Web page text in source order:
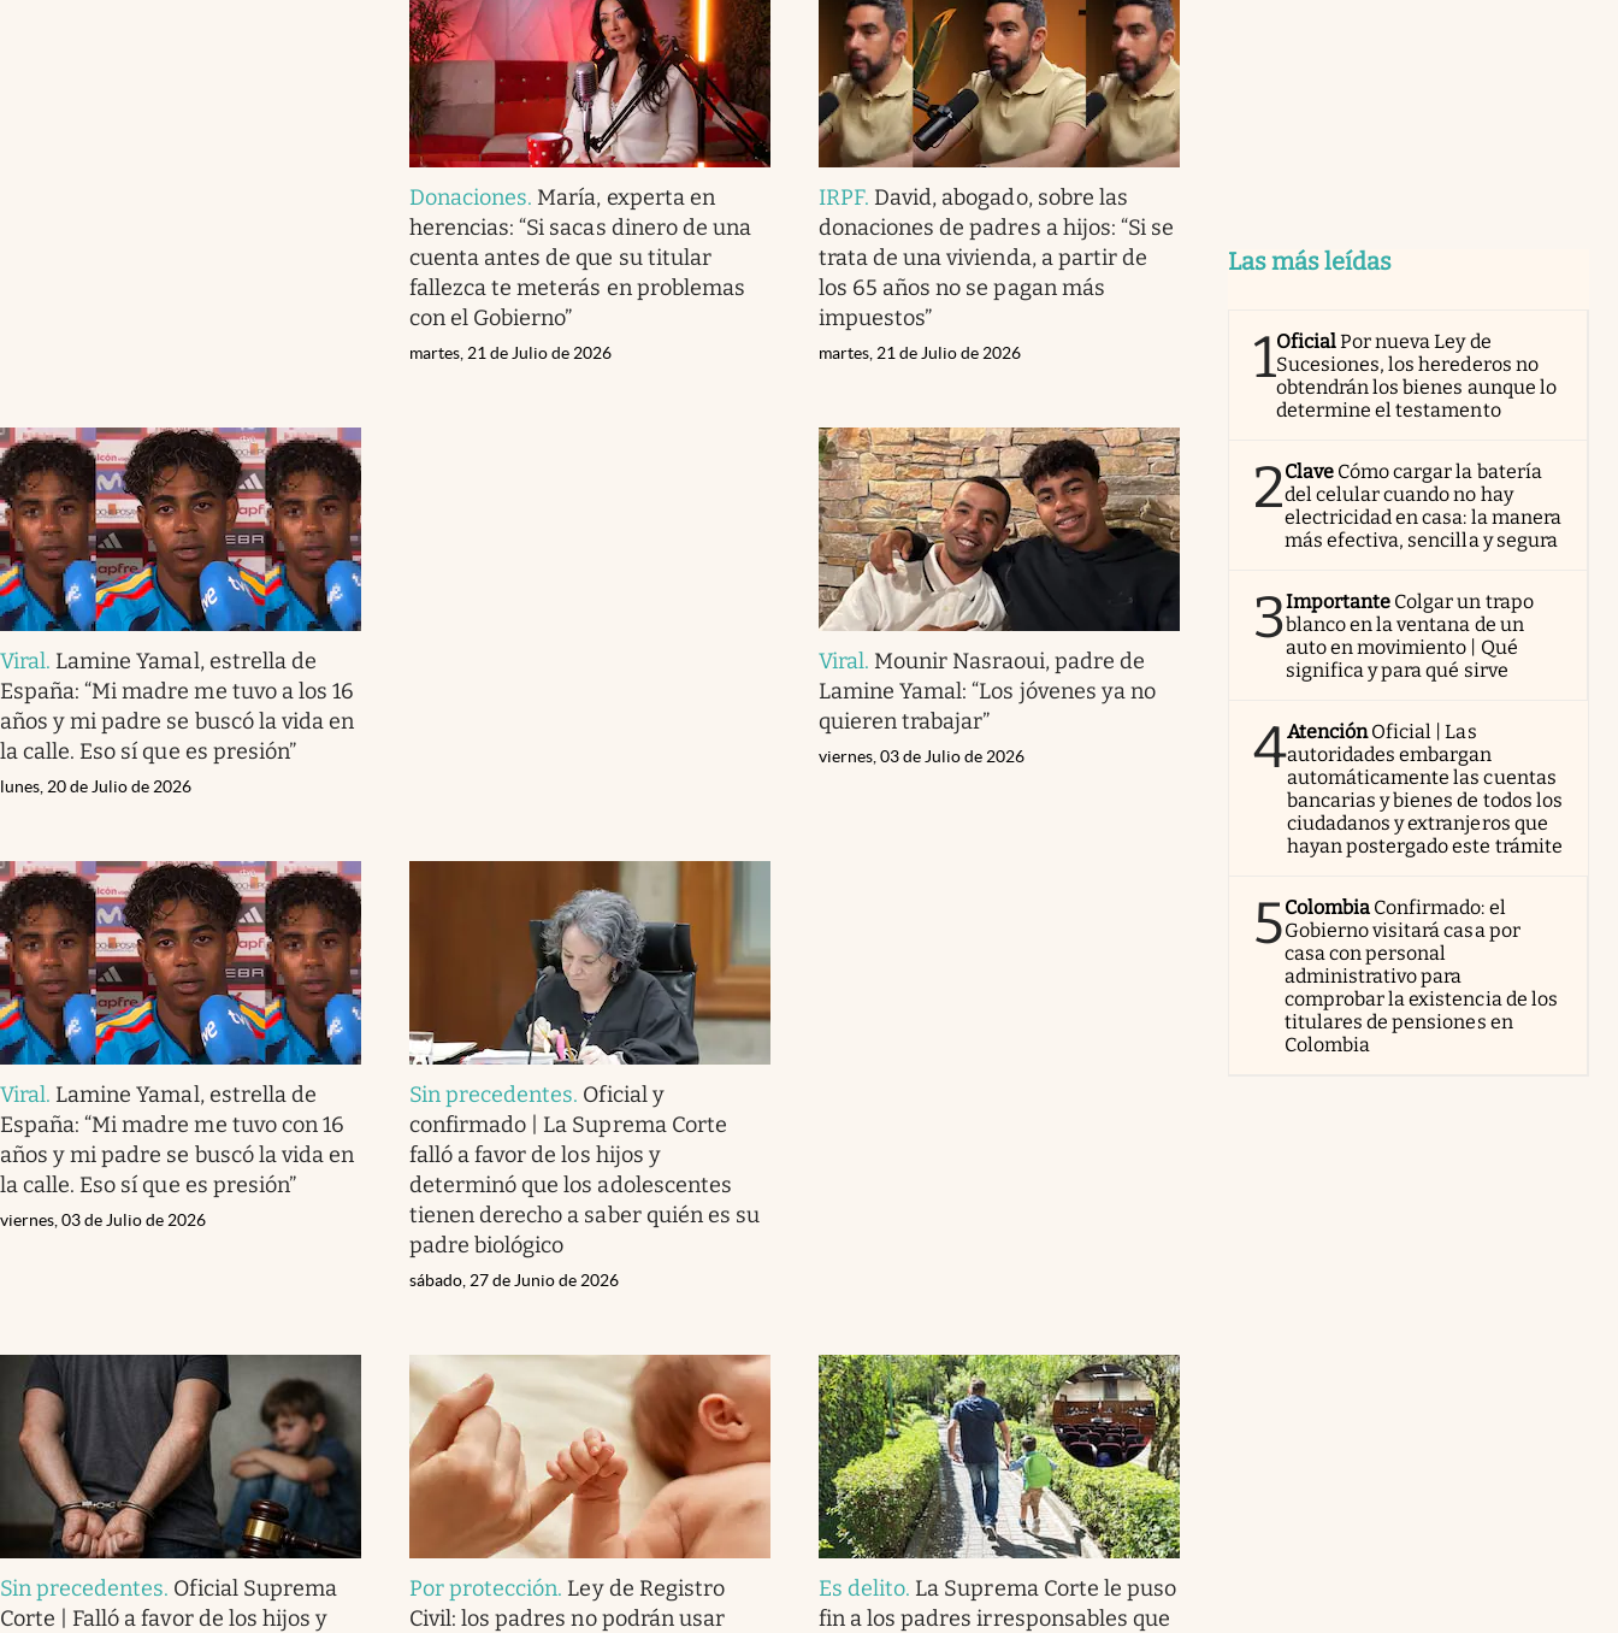
Donaciones. María, experta en
herencias: “Si sacas dinero de una
cuenta antes de que su titular
fallezca te meterás en problemas
con el Gobierno”
martes, 21 de Julio de 2026
IRPF. David, abogado, sobre las
donaciones de padres a hijos: “Si se
trata de una vivienda, a partir de
los 65 años no se pagan más
impuestos”
martes, 21 de Julio de 2026
Viral. Lamine Yamal, estrella de
España: “Mi madre me tuvo a los 16
años y mi padre se buscó la vida en
la calle. Eso sí que es presión”
lunes, 20 de Julio de 2026
Viral. Mounir Nasraoui, padre de
Lamine Yamal: “Los jóvenes ya no
quieren trabajar”
viernes, 03 de Julio de 2026
Viral. Lamine Yamal, estrella de
España: “Mi madre me tuvo con 16
años y mi padre se buscó la vida en
la calle. Eso sí que es presión”
viernes, 03 de Julio de 2026
Sin precedentes. Oficial y
confirmado | La Suprema Corte
falló a favor de los hijos y
determinó que los adolescentes
tienen derecho a saber quién es su
padre biológico
sábado, 27 de Junio de 2026
Sin precedentes. Oficial Suprema
Corte | Falló a favor de los hijos y
Por protección. Ley de Registro
Civil: los padres no podrán usar
Es delito. La Suprema Corte le puso
fin a los padres irresponsables que
Las más leídas
1OficialPor nueva Ley de
Sucesiones, los herederos no
obtendrán los bienes aunque lo
determine el testamento
2Clave Cómo cargar la batería
del celular cuando no hay
electricidad en casa: la manera
más efectiva, sencilla y segura
3Importante Colgar un trapo
blanco en la ventana de un
auto en movimiento | Qué
significa y para qué sirve
4AtenciónOficial | Las
autoridades embargan
automáticamente las cuentas
bancarias y bienes de todos los
ciudadanos y extranjeros que
hayan postergado este trámite
5Colombia Confirmado: el
Gobierno visitará casa por
casa con personal
administrativo para
comprobar la existencia de los
titulares de pensiones en
Colombia